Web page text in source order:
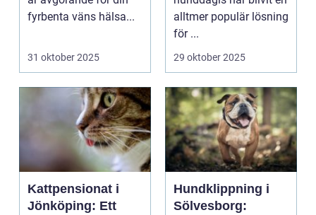
fyrbenta väns hälsa...
31 oktober 2025
alltmer populär lösning
för ...
29 oktober 2025
Kattpensionat i
Jönköping: Ett
Hundklippning i
Sölvesborg: